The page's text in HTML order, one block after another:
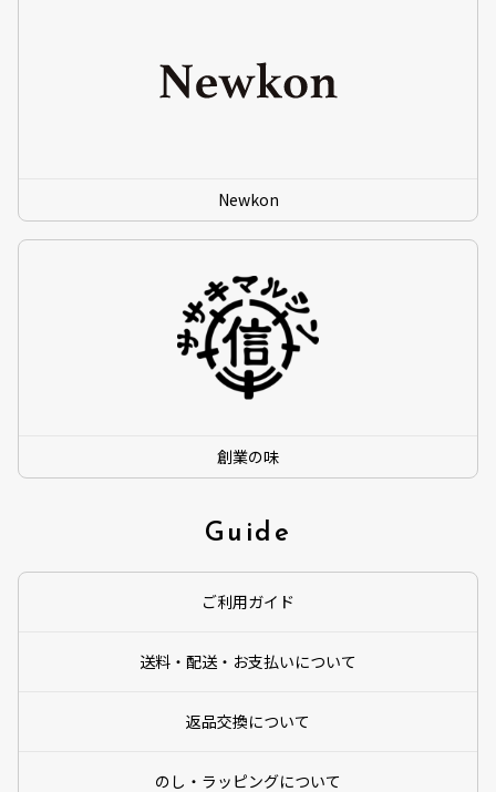
Newkon
創業の味
Guide
ご利用ガイド
送料・配送・お支払いについて
返品交換について
のし・ラッピングについて